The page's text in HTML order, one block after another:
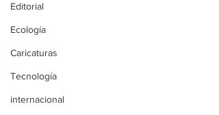
Editorial
Ecología
Caricaturas
Tecnología
internacional